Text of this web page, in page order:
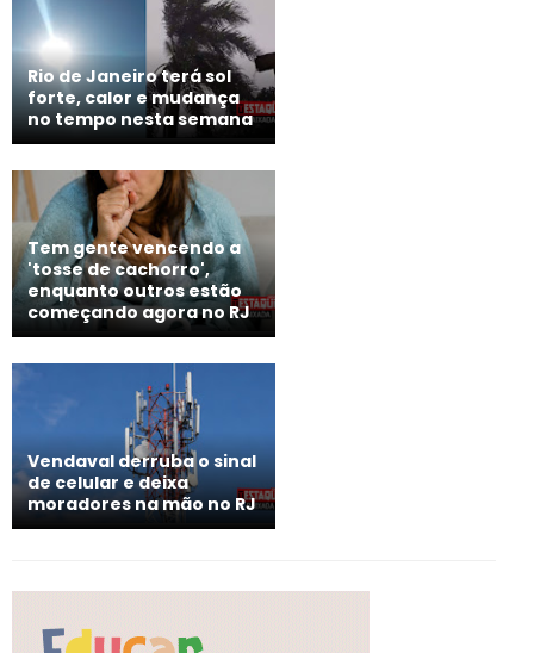
Rio de Janeiro terá sol
forte, calor e mudança
no tempo nesta semana
Tem gente vencendo a
'tosse de cachorro',
enquanto outros estão
começando agora no RJ
Vendaval derruba o sinal
de celular e deixa
moradores na mão no RJ